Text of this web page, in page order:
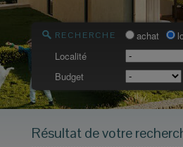
RECHERCHE achat
Localité
Budget
Résultat de votre